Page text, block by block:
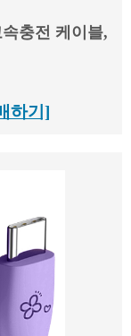
충전 케이블,
하기]